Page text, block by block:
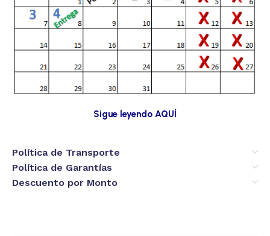
Sigue leyendo AQUÍ
Política de Transporte
Política de Garantías
Descuento por Monto